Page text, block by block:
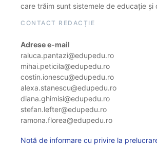
care trăim sunt sistemele de educație și
CONTACT REDACȚIE
Adrese e-mail
raluca.pantazi@edupedu.ro
mihai.peticila@edupedu.ro
costin.ionescu@edupedu.ro
alexa.stanescu@edupedu.ro
diana.ghimisi@edupedu.ro
stefan.lefter@edupedu.ro
ramona.florea@edupedu.ro
Notă de informare cu privire la